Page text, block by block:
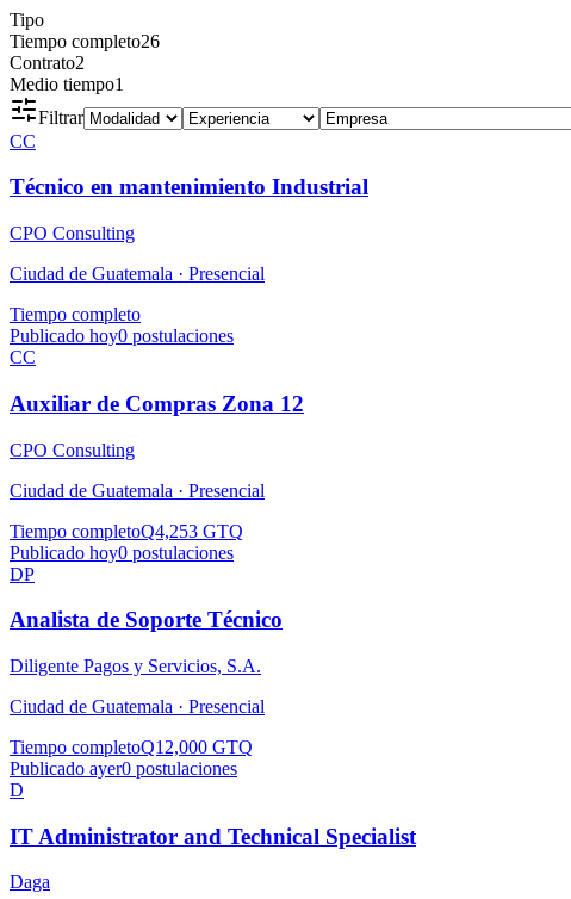
Tipo
Tiempo completo26
Contrato2
Medio tiempo1
Filtrar
CC
Técnico en mantenimiento Industrial
CPO Consulting
Ciudad de Guatemala · Presencial
Tiempo completo
Publicado hoy0 postulaciones
CC
Auxiliar de Compras Zona 12
CPO Consulting
Ciudad de Guatemala · Presencial
Tiempo completoQ4,253 GTQ
Publicado hoy0 postulaciones
DP
Analista de Soporte Técnico
Diligente Pagos y Servicios, S.A.
Ciudad de Guatemala · Presencial
Tiempo completoQ12,000 GTQ
Publicado ayer0 postulaciones
D
IT Administrator and Technical Specialist
Daga